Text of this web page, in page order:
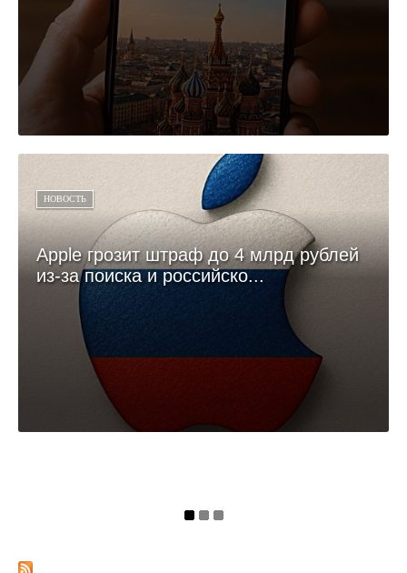
НОВОСТЬ
Apple грозит штраф до 4 млрд рублей
из-за поиска и российско...